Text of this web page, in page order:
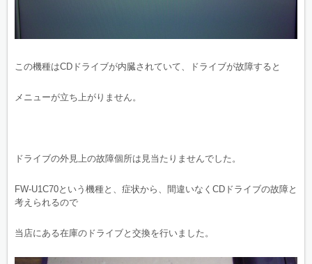
この機種はCDドライブが内臓されていて、ドライブが故障すると
メニューが立ち上がりません。
ドライブの外見上の故障個所は見当たりませんでした。
FW-U1C70という機種と、症状から、間違いなくCDドライブの故障と
考えられるので
当店にある在庫のドライブと交換を行いました。